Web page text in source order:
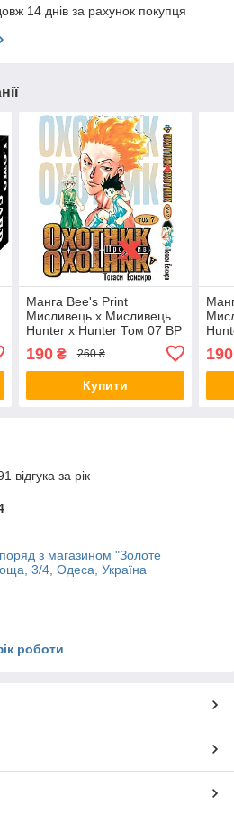
14 днів за рахунок покупця
Манга Bee's Print
Мисливець х Мисливець
Hunter x Hunter Том 07 BP
190₴ 260 ₴
Купити
190
відгука за рік
з магазином "Золоте
3/4, Одеса, Україна
роботи